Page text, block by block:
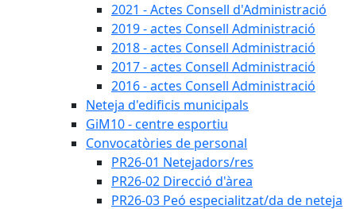
2021 - Actes Consell d'Administració
2019 - actes Consell Administració
2018 - actes Consell Administració
2017 - actes Consell Administració
2016 - actes Consell Administració
Neteja d'edificis municipals
GiM10 - centre esportiu
Convocatòries de personal
PR26-01 Netejadors/res
PR26-02 Direcció d'àrea
PR26-03 Peó especialitzat/da de neteja